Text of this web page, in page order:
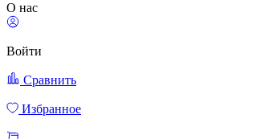
О нас
Войти
Сравнить
Избранное